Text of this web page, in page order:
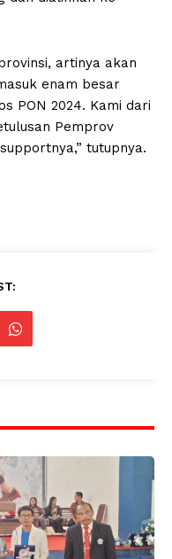
artinya akan
enam besar
PON 2024. Kami dari
Pemprov
tutupnya.